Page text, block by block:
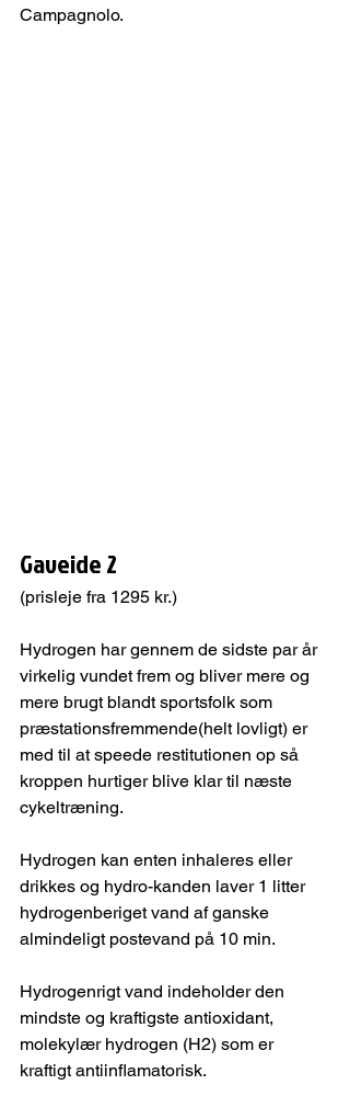
Campagnolo.
Gaveide 2
(prisleje fra 1295 kr.)
Hydrogen har gennem de sidste par år
virkelig vundet frem og bliver mere og
mere brugt blandt sportsfolk som
præstationsfremmende(helt lovligt) er
med til at speede restitutionen op så
kroppen hurtiger blive klar til næste
cykeltræning.
Hydrogen kan enten inhaleres eller
drikkes og hydro-kanden laver 1 litter
hydrogenberiget vand af ganske
almindeligt postevand på 10 min.
Hydrogenrigt vand indeholder den
mindste og kraftigste antioxidant,
molekylær hydrogen (H2) som er
kraftigt antiinflamatorisk.